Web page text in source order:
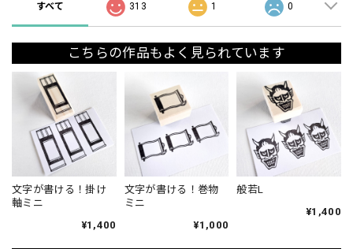
すべて 313 1 0
こちらの作品もよく見られています
文字が書ける！掛け
軸ミニ
¥1,400
文字が書ける！巻物
ミニ
¥1,000
般若L
¥1,400